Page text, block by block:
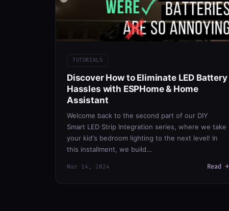
TUTORIALS
Discover How to Eliminate LED Battery
Hassles with ESPHome & Home
Assistant
Welcome back to the second part of our DIY
Smart LED Strip Integration series, where we take
your kid's bedroom lighting to the next level! In
this installment, we build…
Mar 14, 2024 Read →